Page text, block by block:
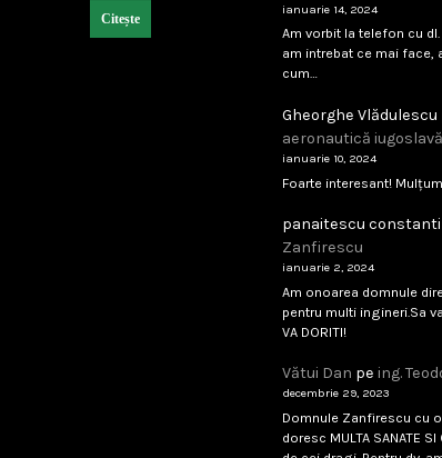
Citește
ianuarie 14, 2024
Am vorbit la telefon cu
am intrebat ce mai face,
cum…
Gheorghe Vlădulescu
aeronautică iugoslavă
ianuarie 10, 2024
Foarte interesant!
panaitescu
Zanfirescu
ianuarie 2, 2024
Am onoarea domnule
pentru multi ingineri.Sa va
VA DORITI!
Vătui Dan pe ing.
decembrie 29, 2023
Domnule Zanfirescu cu
doresc MULTA SANATE SI